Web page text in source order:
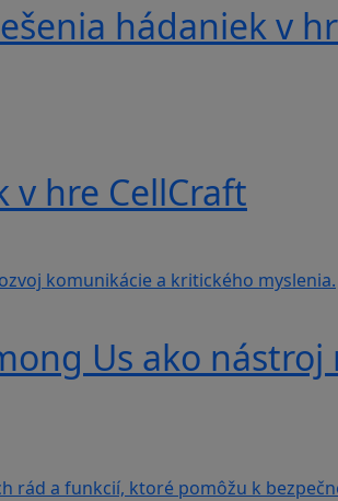
hádaniek v
v hre CellCraft
Us ako